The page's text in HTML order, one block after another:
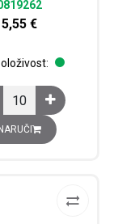
12, bijela
5,55€
Oznake za redne
NARUČI